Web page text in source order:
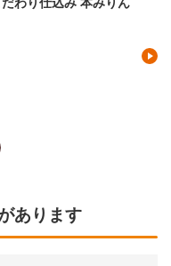
わり仕込み 本みりん
あります